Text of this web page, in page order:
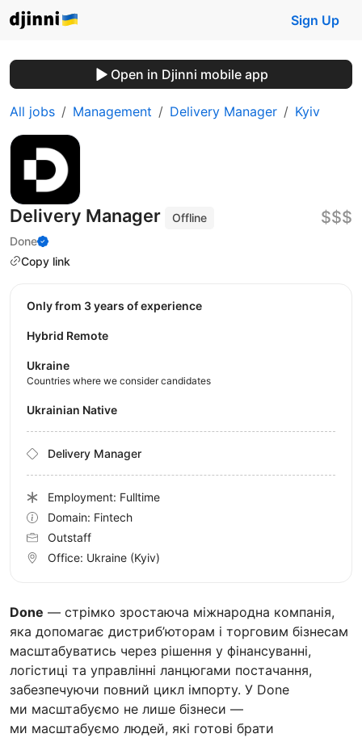
Sign Up
Open in Djinni mobile app
All jobs Management Delivery Manager Kyiv
Delivery Manager
Offline
Done
Copy link
$$$
Done — стрімко зростаюча міжнародна компанія,
яка допомагає дистриб’юторам і торговим бізнесам
масштабуватись через рішення у фінансуванні,
логістиці та управлінні ланцюгами постачання,
забезпечуючи повний цикл імпорту. У Done
ми масштабуємо не лише бізнеси —
ми масштабуємо людей, які готові брати
Only from 3 years of experience
Hybrid Remote
Ukraine
Countries where we consider candidates
Ukrainian Native
Delivery Manager
Employment: Fulltime
Domain: Fintech
Outstaff
Office: Ukraine (Kyiv)